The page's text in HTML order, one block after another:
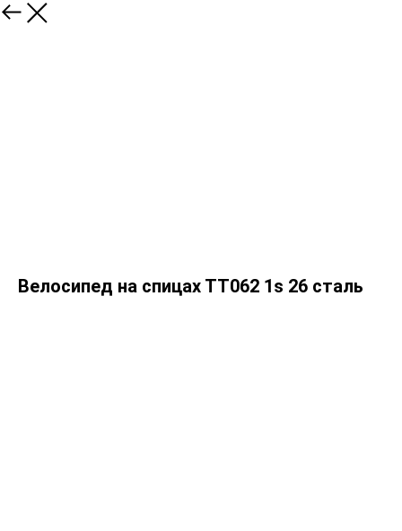
Велосипед на спицах ТТ062 1s 26 сталь